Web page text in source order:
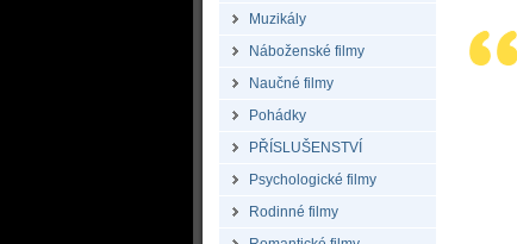
Muzikály
Náboženské filmy
Naučné filmy
Pohádky
PŘÍSLUŠENSTVÍ
Psychologické filmy
Rodinné filmy